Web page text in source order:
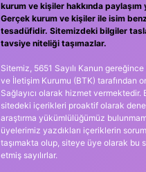
kurum ve kişiler hakkında paylaşım
Gerçek kurum ve kişiler ile isim
tesadüfidir. Sitemizdeki bilgiler
tavsiye niteliği taşımazlar.
Sitemiz, 5651 Sayılı Kanun
ve İletişim Kurumu (BTK) tarafından
Sağlayıcı olarak hizmet vermektedir.
sitedeki içerikleri proaktif olarak
araştırma yükümlülüğümüz
üyelerimiz yazdıkları içeriklerin
taşımakta olup, siteye üye olarak bu
etmiş sayılırlar.